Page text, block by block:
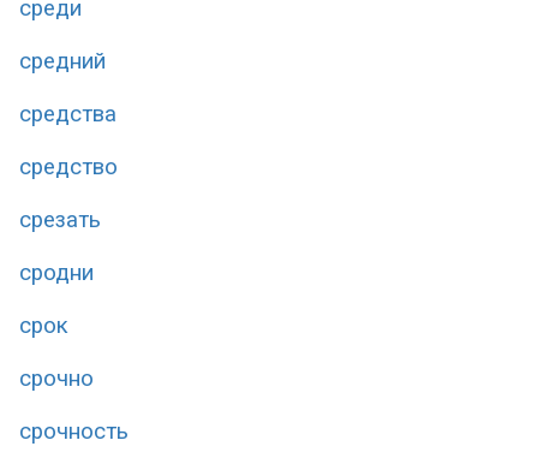
среди
средний
средства
средство
срезать
сродни
срок
срочно
срочность